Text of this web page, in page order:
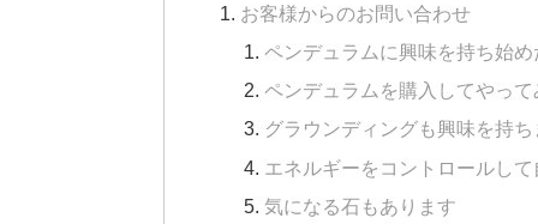
お客様からのお問い合わせ
ペンデュラムに興味を持ち始
ペンデュラムを購入してやっ
グラウンディングも興味を持
エネルギーをコントロールし
気になる石もあります